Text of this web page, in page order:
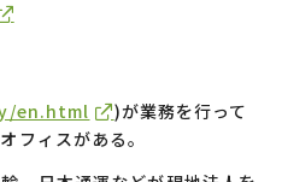
en.html
)が業務を行って
フィスがある。